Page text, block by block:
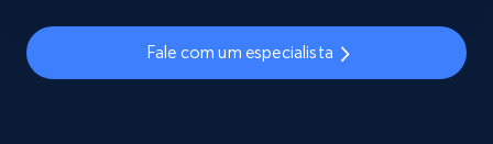
Fale com um especialista